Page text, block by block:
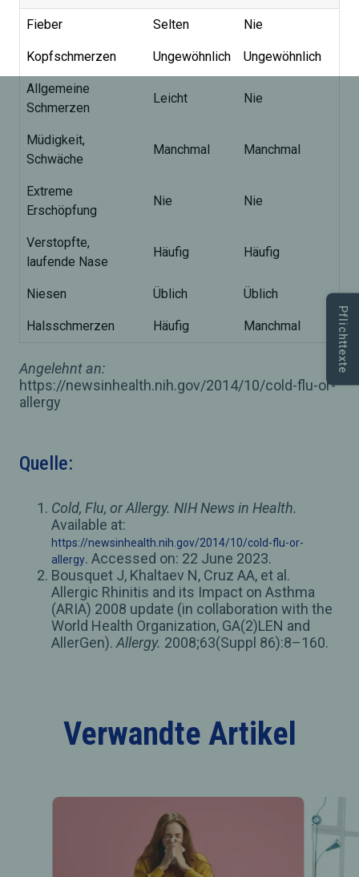
Fieber Selten Nie
Kopfschmerzen Ungewöhnlich Ungewöhnlich
Allgemeine
Schmerzen
Leicht Nie
Müdigkeit,
Schwäche
Manchmal Manchmal
Extreme
Erschöpfung
Nie Nie
Verstopfte,
laufende Nase
Häufig Häufig
Niesen Üblich Üblich
Halsschmerzen Häufig Manchmal
Angelehnt an:
https://newsinhealth.nih.gov/2014/10/cold-flu-or-
allergy
Quelle:
Cold, Flu, or Allergy. NIH News in Health.
Available at:
https://newsinhealth.nih.gov/2014/10/cold-flu-or-
allergy. Accessed on: 22 June 2023.
Bousquet J, Khaltaev N, Cruz AA, et al.
Allergic Rhinitis and its Impact on Asthma
(ARIA) 2008 update (in collaboration with the
World Health Organization, GA(2)LEN and
AllerGen). Allergy. 2008;63(Suppl 86):8–160.
Verwandte Artikel
Pflichttexte